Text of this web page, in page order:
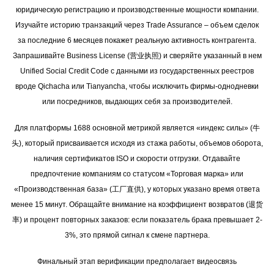
юридическую регистрацию и производственные мощности компании.
Изучайте историю транзакций через Trade Assurance – объем сделок
за последние 6 месяцев покажет реальную активность контрагента.
Запрашивайте Business License (营业执照) и сверяйте указанный в нем
Unified Social Credit Code с данными из государственных реестров
вроде Qichacha или Tianyancha, чтобы исключить фирмы-однодневки
или посредников, выдающих себя за производителей.
Для платформы 1688 основной метрикой является «индекс силы» (牛
头), который присваивается исходя из стажа работы, объемов оборота,
наличия сертификатов ISO и скорости отгрузки. Отдавайте
предпочтение компаниям со статусом «Торговая марка» или
«Производственная база» (工厂直供), у которых указано время ответа
менее 15 минут. Обращайте внимание на коэффициент возвратов (退货
率) и процент повторных заказов: если показатель брака превышает 2-
3%, это прямой сигнал к смене партнера.
Финальный этап верификации предполагает видеосвязь